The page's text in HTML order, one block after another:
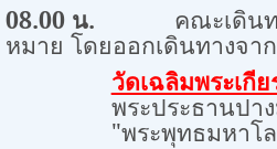
08.00น. คณะเดินทา
หมาย โดยออกเดินทางจาก
วัดเฉลิมพระเกี
พระประธานปา
"พระพุทธมหาโ